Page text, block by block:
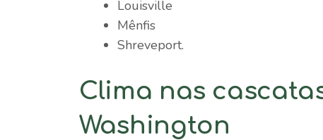
Louisville
Mênfis
Shreveport.
Clima nas
Washington